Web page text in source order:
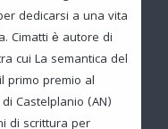
dedicarsi a una vita
Cimatti è autore di
cui La semantica del
primo premio al
Castelplanio (AN)
di scrittura per